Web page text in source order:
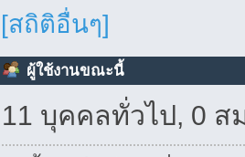
[สถิติอื่นๆ]
ผู้ใช้งานขณะนี้
11 บุคคลทั่วไป, 0 ส